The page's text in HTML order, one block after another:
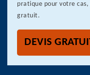
pratique pour votre cas,
gratuit.
DEVIS